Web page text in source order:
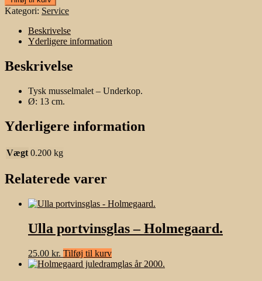
-
Underkop.
antal
Kategori: Service
Beskrivelse
Yderligere information
Beskrivelse
Tysk musselmalet – Underkop.
Ø: 13 cm.
Yderligere information
Vægt 0.200 kg
Relaterede varer
Ulla portvinsglas – Holmegaard.
25.00 kr. Tilføj til kurv